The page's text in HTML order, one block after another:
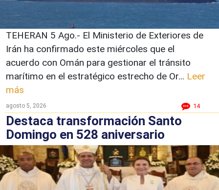
TEHERAN 5 Ago.- El Ministerio de Exteriores de
Irán ha confirmado este miércoles que el
acuerdo con Omán para gestionar el tránsito
marítimo en el estratégico estrecho de Or... Leer
más
agosto 5, 2026 14
Destaca transformación Santo
Domingo en 528 aniversario